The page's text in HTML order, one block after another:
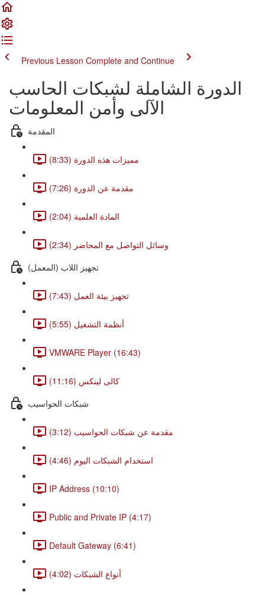
Previous Lesson Complete and Continue
الدورة الشاملة لشبكات الحاسب
الآلى وأمن المعلومات
المقدمة
مميزات هذه الدورة (8:33)
مقدمة عن الدورة (7:26)
المادة العلمية (2:04)
وسائل التواصل مع المحاضر (2:34)
(تجهيز اللاب (المعمل
تجهيز بيئة العمل (7:43)
أنظمة التشغيل (5:55)
VMWARE Player (16:43)
كالى لينكس (11:16)
شبكات الحواسيب
مقدمة عن شبكات الحواسيب (3:12)
استخدام الشبكات اليوم (4:46)
IP Address (10:10)
Public and Private IP (4:17)
Default Gateway (6:41)
أنواع الشبكات (4:02)